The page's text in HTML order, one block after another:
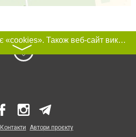
Цей сайт використовує «cookies». Також веб-сайт використовує інтернет-сервіс для збору технічних даних стосовно відвідувачів з метою отримання маркетингової та статистичної інформації. Умови обробки даних відвідувачів сайту див.
〉
Контакти Автори проєкту